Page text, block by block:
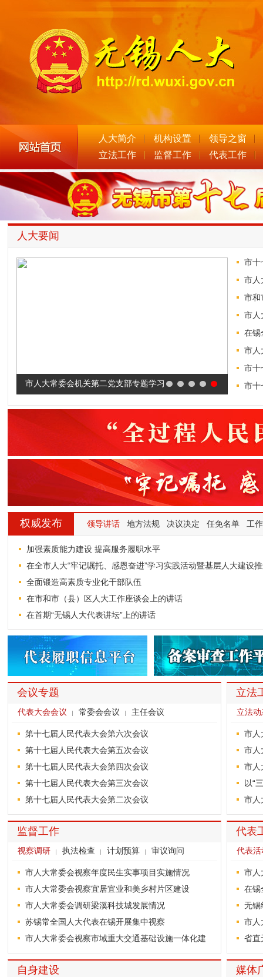
人大简介 机构设置
领导之窗
立法工作
监督工作 代表工作
人大要闻
市人大常委会机关第二党支部专题学习
市十
市人
市和
市人
在锡
市人
市十
市十
权威发布 领导讲话 地方法规 决议决定 任免名单 工
加强素质能力建设 提高服务履职水平
在全市人大“牢记嘱托、感恩奋进”学习实践活动暨基层人大建设
全面锻造高素质专业化干部队伍
在市和市（县）区人大工作座谈会上的讲话
在首期“无锡人大代表讲坛”上的讲话
会议专题
代表大会会议 常委会会议 主任会议
第十七届人民代表大会第六次会议
第十七届人民代表大会第五次会议
第十七届人民代表大会第四次会议
第十七届人民代表大会第三次会议
第十七届人民代表大会第二次会议
立法
立法动
市人
市人
市人
以“
市人
监督工作
视察调研 执法检查 计划预算 审议询问
市人大常委会视察年度民生实事项目实施情况
市人大常委会视察宜居宜业和美乡村片区建设
市人大常委会调研梁溪科技城发展情况
苏锡常全国人大代表在锡开展集中视察
市人大常委会视察市域重大交通基础设施一体化建
代表
代表活
市人
在锡
无锡
市人
省直
自身建设 媒体